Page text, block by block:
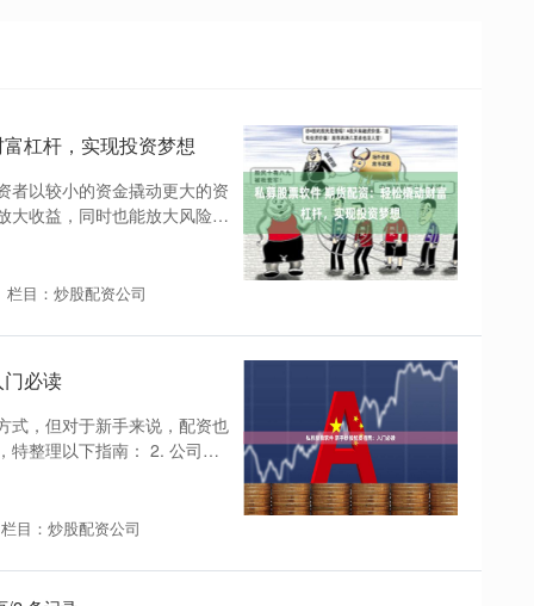
杠杆，实现投资梦想
者以较小的资金撬动更大的资
大收益，同时也能放大风险。
栏目：炒股配资公司
必读
式，但对于新手来说，配资也
特整理以下指南： 2. 公司发
栏目：炒股配资公司